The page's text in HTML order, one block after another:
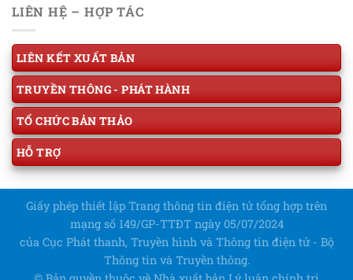
LIÊN HỆ – HỢP TÁC
LIÊN KẾT XUẤT BẢN
TRUYỀN THÔNG - PHÁT HÀNH
TỔ CHỨC BẢN THẢO
HỖ TRỢ
Giấy phép thiết lập Trang thông tin điện tử tổng hợp trên
mạng số 149/GP-TTĐT ngày 05/07/2024
của Cục Phát thanh, Truyền hình và Thông tin điện tử - Bộ
Thông tin và Truyền thông.